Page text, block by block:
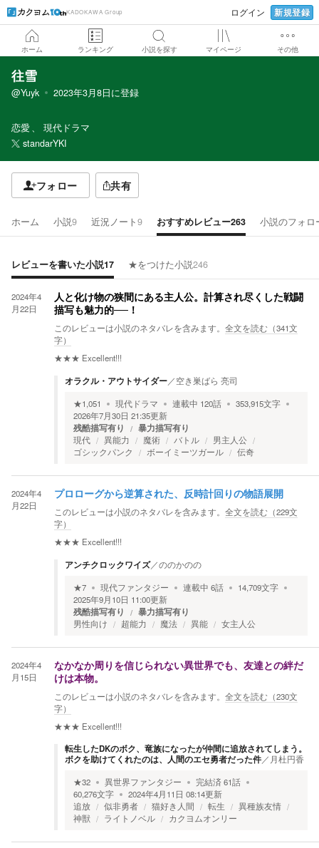
KADOKAWA Group ログイン 新規登録
ホーム ランキング 小説を探す マイページ その他
往雪
@Yuyk 2023年3月8日に登録
恋愛
現代ドラマ
standarYKI
フォロー 共有
ホーム 小説9 近況ノート9 おすすめレビュー263 小説のフォロ
レビューを書いた小説17 ★をつけた小説246
2024年4
月22日
人と化け物の狭間にある主人公。計算され尽くした戦闘
描写も魅力的──！
このレビューは小説のネタバレを含みます。 全文を読む（341文
字）
★★★ Excellent!!!
オラクル・アウトサイダー／空き巣ばら 亮司
★1,051 現代ドラマ 連載中 120話 353,915文字
2026年7月30日 21:35更新
残酷描写有り 暴力描写有り
現代 異能力 魔術 バトル
男主人公
ゴシックパンク
ボーイミーツガール 伝奇
2024年4
月22日
プロローグから逆算された、反時計回りの物語展開
このレビューは小説のネタバレを含みます。 全文を読む（229文
字）
★★★ Excellent!!!
アンチクロックワイズ／ののかのの
★7 現代ファンタジー 連載中 6話 14,709文字
2025年9月10日 11:00更新
残酷描写有り 暴力描写有り
男性向け 超能力 魔法 異能 女主人公
2024年4
月15日
なかなか周りを信じられない異世界でも、友達との絆だ
けは本物。
このレビューは小説のネタバレを含みます。 全文を読む（230文
字）
★★★ Excellent!!!
転生したDKのボク、竜族になったが仲間に追放されてしまう。
ボクを助けてくれたのは、人間のエセ勇者だった件／ 月杜円香
★32 異世界ファンタジー 完結済61話
60,276文字 2024年4月11日 08:14更新
追放
似非勇者 猫好き人間 転生
異種族友情
神獣
ライトノベル カクヨムオンリー